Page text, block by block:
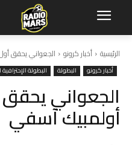
الرئيسية أخبار كرونو الجعواني يحقق
أخبار كرونو البطولة البطولة
الجعواني يحقق
أولمبيك آسفي